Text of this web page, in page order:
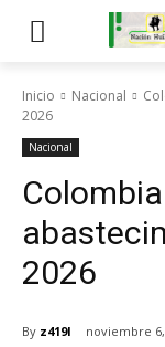
Inicio Nacional
2026
Nacional
2026
By z419l noviembre